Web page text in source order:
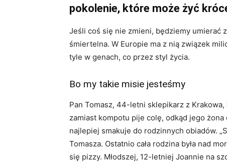
pokolenie, które może żyć
Jeśli coś się nie zmieni, będziemy umierać
śmiertelna. W Europie ma z nią związek
tyle w genach, co przez styl życia.
Bo my takie misie jesteśmy
Pan Tomasz, 44-letni sklepikarz z
zamiast kompotu pije colę, odkąd jego żona
najlepiej smakuje do rodzinnych obiadów.
Tomasza. Ostatnio cała rodzina była nad
się pizzy. Młodszej, 12-letniej Joannie na